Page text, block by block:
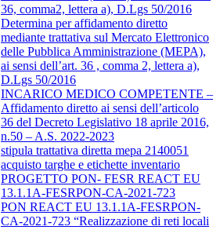
36, comma2, lettera a), D.Lgs 50/2016
Determina per affidamento diretto
mediante trattativa sul Mercato Elettronico
delle Pubblica Amministrazione (MEPA),
ai sensi dell’art. 36 , comma 2, lettera a),
D.Lgs 50/2016
INCARICO MEDICO COMPETENTE –
Affidamento diretto ai sensi dell’articolo
36 del Decreto Legislativo 18 aprile 2016,
n.50 – A.S. 2022-2023
stipula trattativa diretta mepa 2140051
acquisto targhe e etichette inventario
PROGETTO PON- FESR REACT EU
13.1.1A-FESRPON-CA-2021-723
PON REACT EU 13.1.1A-FESRPON-
CA-2021-723 “Realizzazione di reti locali